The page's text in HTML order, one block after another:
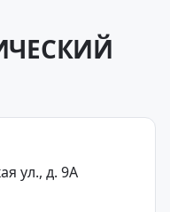
ул., д. 9А